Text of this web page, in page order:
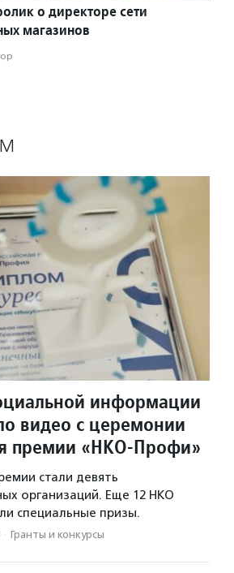
о директоре сети
магазинов
информации
видео с церемонии
премии «НКО-Профи»
стали девять
организаций. Еще 12 НКО
специальные призы.
· Гранты и конкурсы